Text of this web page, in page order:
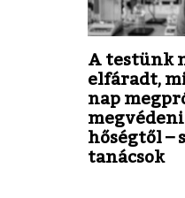
A testünk
elfáradt,
nap
hőségtől –
tanácsok